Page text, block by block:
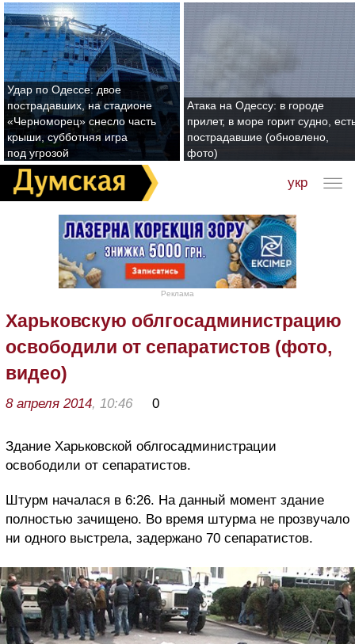
Удар по Одессе: двое
пострадавших, на стадионе
«Черноморец» снесло часть
крыши, субботняя игра
под угрозой
Атака на Одессу: в городе
прилет, в море горит судно,
пострадавшие (обновлено,
фото)
укр
Реклама
Харьковскую облгосадминистрацию
освободили от сепаратистов (фото,
видео)
8 апреля 2014, 10:46 0
Здание Харьковской облгосадминистрации
освободили от сепаратистов.
Штурм началася в 6:26. На данный момент здание
полностью зачищено. Во время штурма не прозвучало
ни одного выстрела, задержано 70 сепаратистов.